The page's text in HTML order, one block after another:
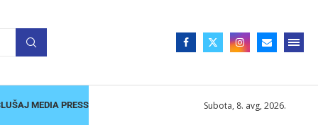
MEDIA PRESS Subota, 8. avg, 2026.